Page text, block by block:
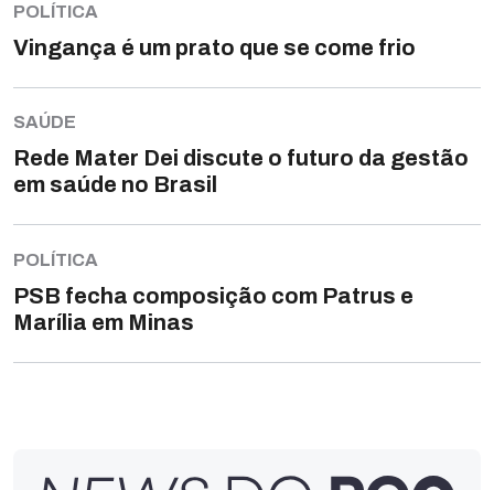
POLÍTICA
Vingança é um prato que se come frio
SAÚDE
Rede Mater Dei discute o futuro da gestão
em saúde no Brasil
POLÍTICA
PSB fecha composição com Patrus e
Marília em Minas